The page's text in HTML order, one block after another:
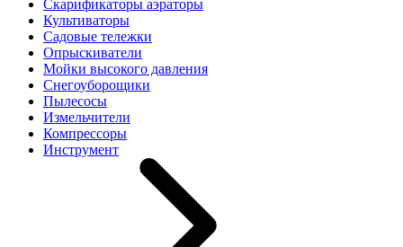
Скарификаторы аэраторы
Культиваторы
Садовые тележки
Опрыскиватели
Мойки высокого давления
Снегоуборощики
Пылесосы
Измельчители
Компрессоры
Инструмент